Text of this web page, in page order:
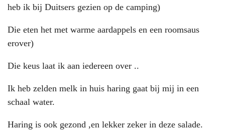
heb ik bij Duitsers gezien op de camping)
Die eten het met warme aardappels en een roomsaus
erover)
Die keus laat ik aan iedereen over ..
Ik heb zelden melk in huis haring gaat bij mij in een
schaal water.
Haring is ook gezond ,en lekker zeker in deze salade.